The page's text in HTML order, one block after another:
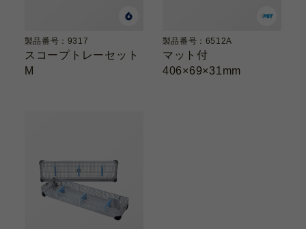
製品番号：9317
スコープトレーセット
M
製品番号：6512A
マット付
406×69×31mm